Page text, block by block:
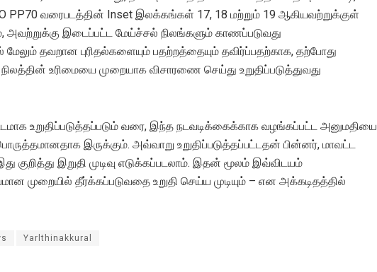
PP70 வரைபடத்தின் Inset இலக்கங்கள் 17, 18 மற்றும் 19 ஆகியவற்றுக்குள்
அவற்றுக்கு இடைப்பட்ட மேய்ச்சல் நிலங்களும் காணப்படுவது
மேலும் தவறான புரிதல்களையும் பதற்றத்தையும் தவிர்ப்பதற்காக, தற்போது
உரிமையை முறையாக விசாரணை செய்து உறுதிப்படுத்துவது
உறுதிப்படுத்தப்படும் வரை, இந்த நடவடிக்கைக்காக வழங்கப்பட்ட அனுமதியை
இருக்கும். அவ்வாறு உறுதிப்படுத்தப்பட்டதன் பின்னர், மாவட்ட
குறித்து இறுதி முடிவு எடுக்கப்படலாம். இதன் மூலம் இவ்விடயம்
முறையில் தீர்க்கப்படுவதை உறுதி செய்ய முடியும் – என அக்கடிதத்தில்
Yarlthinakkural